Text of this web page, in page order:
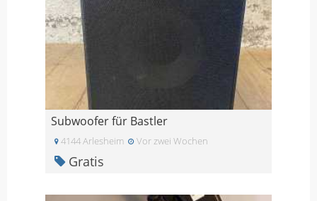
Subwoofer für Bastler
4144 Arlesheim Vor zwei Wochen
Gratis